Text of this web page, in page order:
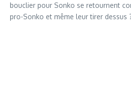
bouclier pour Sonko se retournent
pro-Sonko et même leur tirer dessus